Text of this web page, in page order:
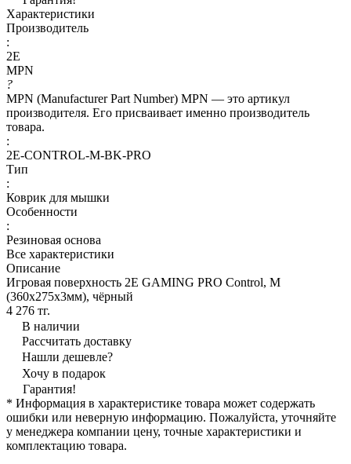
Характеристики
Производитель
:
2E
MPN
?
MPN (Manufacturer Part Number) MPN — это артикул
производителя. Его присваивает именно производитель
товара.
:
2E-CONTROL-M-BK-PRO
Тип
:
Коврик для мышки
Особенности
:
Резиновая основа
Все характеристики
Описание
Игровая поверхность 2E GAMING PRO Control, M
(360x275x3мм), чёрный
4 276 тг.
В наличии
Рассчитать доставку
Нашли дешевле?
Хочу в подарок
Гарантия!
* Информация в характеристике товара может содержать
ошибки или неверную информацию. Пожалуйста, уточняйте
у менеджера компании цену, точные характеристики и
комплектацию товара.